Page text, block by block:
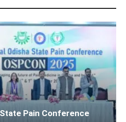
Pain Conference